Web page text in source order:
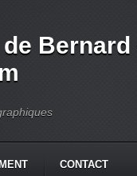
Bernard
CONTACT